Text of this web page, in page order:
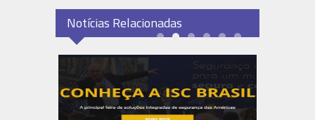
Notícias Relacionadas